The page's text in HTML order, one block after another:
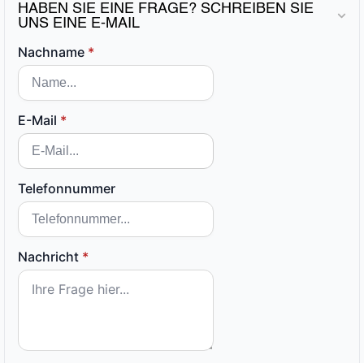
HABEN SIE EINE FRAGE? SCHREIBEN SIE
UNS EINE E-MAIL
Nachname *
E-Mail *
Telefonnummer
Nachricht *